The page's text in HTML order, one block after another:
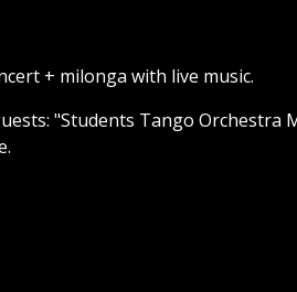
+ milonga with live music.
"Students Tango Orchestra